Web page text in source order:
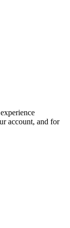
account, and for